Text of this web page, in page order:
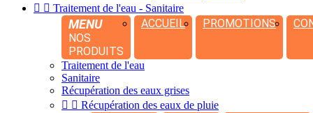
  Traitement de l'eau - Sanitaire
MENU
NOS
PRODUITS
ACCUEIL PROMOTIONS
Traitement de l'eau
Sanitaire
Récupération des eaux grises
  Récupération des eaux de pluie